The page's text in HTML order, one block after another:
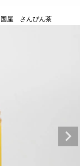
国屋 さんぴん茶